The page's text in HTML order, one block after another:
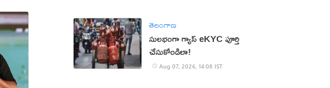
తెలంగాణ
సులభంగా గ్యాస్ eKYC పూర్తి
చేసుకోండిలా!
Aug 07, 2026, 14:08 IST